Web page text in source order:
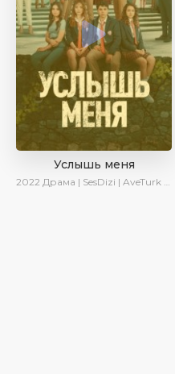
Услышь меня
2022 Драма | SesDizi | AveTurk | Turok1990